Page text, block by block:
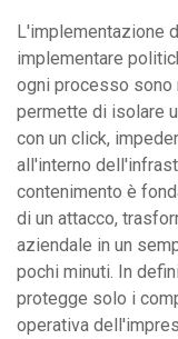
L'implementazione
implementare
ogni processo sono
permette di isolare
con un click,
all'interno
contenimento è
di un attacco,
aziendale in un
pochi minuti. In
protegge solo i
operativa